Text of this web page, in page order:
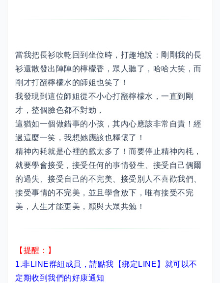
當我把長衫吹乾回到坐位時，打趣地說：剛剛我的長
衫還散發出陣陣的檸檬香，眾人聽了，哈哈大笑，而
剛才打翻檸檬水的師姐也笑了！
我發現到這位師姐從不小心打翻檸檬水，一直到剛
才，整個臉色都不對勁，
這猶如一個做錯事的小孩，其內心應該非常自責！經
過這麼一笑，我想她應該也釋懷了！
精神內耗就是心裡的戲太多了！而要停止精神內枆，
就要學會接受，接受任何的事情發生、接受自己偶爾
的過失、接受自己的不完美、接受別人不喜歡我們、
接受事情的不完美，並且學會放下，唯有接受不完
美，人生才能更美，願與大眾共勉！
【提醒：】
1.非LINE群組成員， 請點我【綁定LINE】 就可以不
定期收到我們的好康通知